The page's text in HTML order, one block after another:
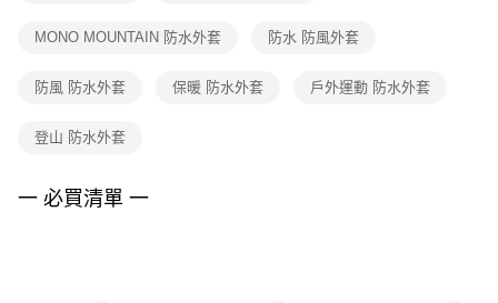
權轉讓予恩沛科技股份有限公司。
３．未成年的使用者請事先徵得法定代理人或監護人之同意方可使用
任。
請求用戶進行身份認證。
５．嚴禁一人註冊多個帳號或使用他人資訊註冊。若發現惡意使用之情形，
MONO MOUNTAIN 防水外套 防水 防風外套
防風 防水外套 保暖 防水外套 戶外運動 防水外套
登山 防水外套
一 必買清單 一